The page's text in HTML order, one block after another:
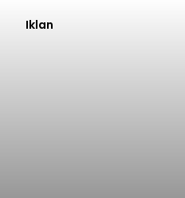
Iklan